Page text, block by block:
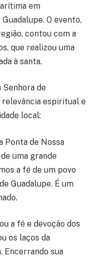
em
O evento,
contou com a
que realizou uma
à santa.
Senhora de
relevância espiritual e
local:
Ponta de Nossa
uma grande
a fé de um povo
Guadalupe. É um
a fé e devoção dos
os laços da
Encerrando sua